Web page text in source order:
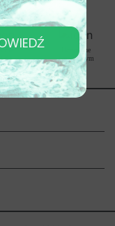
Uczynione
bezpiecznym